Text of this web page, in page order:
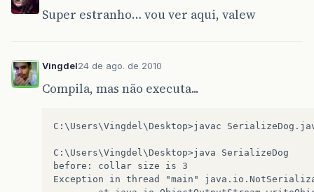
Super estranho… vou ver aqui, valew
Vingdel24 de ago. de 2010
Compila, mas não executa...
C:\Users\Vingdel\Desktop>javac
C:\Users\Vingdel\Desktop>java SerializeDog
before: collar size is 3
Exception in thread "main"